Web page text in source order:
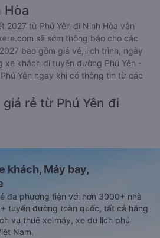
Hòa
2027 từ Phú Yên đi Ninh Hòa vẫn
sẽ sớm thông báo cho các
bao gồm giá vé, lịch trình, ngày
xe khách đi tuyến đường Phú Yên -
Yên ngay khi có thông tin từ các
rẻ từ Phú Yên đi
khách, Máy bay,
đa phương tiện với hơn 3000+ nhà
tuyến đường toàn quốc, tất cả hãng
vụ thuê xe máy, xe du lịch phủ
Nam.